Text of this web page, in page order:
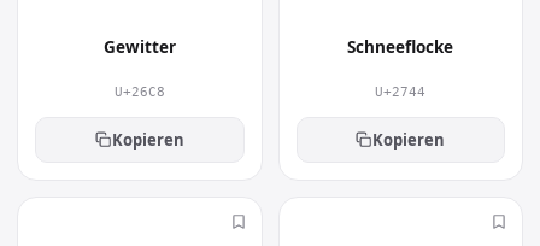
Gewitter
U+26C8
Kopieren
Schneeflocke
U+2744
Kopieren